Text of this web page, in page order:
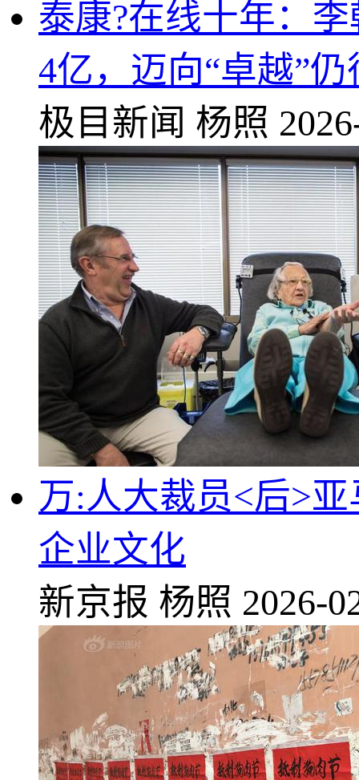
泰康?在线十年：
4亿，迈向“卓越”
极目新闻 杨照
万:人大裁员<后>
企业文化
新京报 杨照 2026-